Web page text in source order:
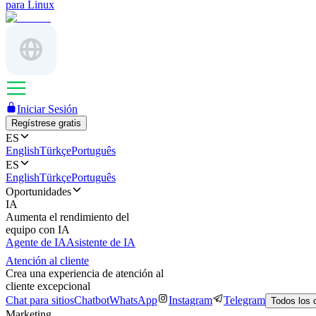
para Linux
Iniciar Sesión
Regístrese gratis
ES
EnglishTürkçePortuguês
ES
EnglishTürkçePortuguês
Oportunidades
IA
Aumenta el rendimiento del
equipo con IA
Agente de IAAsistente de IA
Atención al cliente
Crea una experiencia de atención al
cliente excepcional
Chat para sitiosChatbotWhatsApp Instagram Telegram Todos los